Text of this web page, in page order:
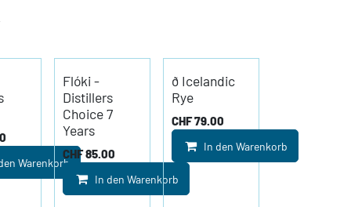
Warenkorb
Flóki -
Distillers
Choice 7
Years
CHF85.00
In den Warenkorb
ð Icelandic
Rye
CHF79.00
In den Warenkorb